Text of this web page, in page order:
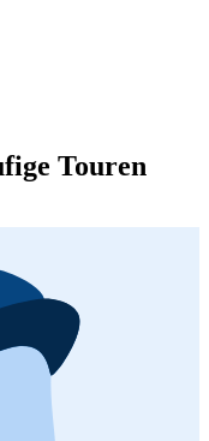
Touren